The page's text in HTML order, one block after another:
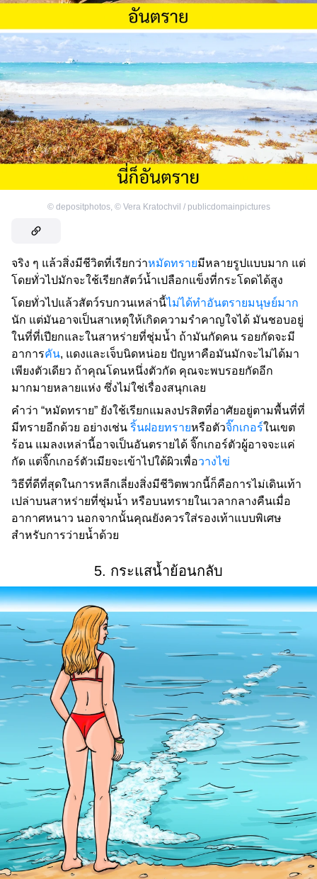
© depositphotos, © Vera Kratochvil / publicdomainpictures
จริง ๆ แล้วสิ่งมีชีวิตที่เรียกว่าหมัดทรายมีหลายรูปแบบมาก แต่
โดยทั่วไปมักจะใช้เรียกสัตว์น้ำเปลือกแข็งที่กระโดดได้สูง
โดยทั่วไปแล้วสัตว์รบกวนเหล่านี้ไม่ได้ทำอันตรายมนุษย์มาก
นัก แต่มันอาจเป็นสาเหตุให้เกิดความรำคาญใจได้ มันชอบอยู่
ในที่ที่เปียกและในสาหร่ายที่ชุ่มน้ำ ถ้ามันกัดคน รอยกัดจะมี
อาการคัน, แดงและเจ็บนิดหน่อย ปัญหาคือมันมักจะไม่ได้มา
เพียงตัวเดียว ถ้าคุณโดนหนึ่งตัวกัด คุณจะพบรอยกัดอีก
มากมายหลายแห่ง ซึ่งไม่ใช่เรื่องสนุกเลย
คำว่า “หมัดทราย” ยังใช้เรียกแมลงปรสิตที่อาศัยอยู่ตามพื้นที่ที่
มีทรายอีกด้วย อย่างเช่น ริ้นฝอยทรายหรือตัวจิ๊กเกอร์ในเขต
ร้อน แมลงเหล่านี้อาจเป็นอันตรายได้ จิ๊กเกอร์ตัวผู้อาจจะแค่
กัด แต่จิ๊กเกอร์ตัวเมียจะเข้าไปใต้ผิวเพื่อวางไข่
วิธีที่ดีที่สุดในการหลีกเลี่ยงสิ่งมีชีวิตพวกนี้ก็คือการไม่เดินเท้า
เปล่าบนสาหร่ายที่ชุ่มน้ำ หรือบนทรายในเวลากลางคืนเมื่อ
อากาศหนาว นอกจากนั้นคุณยังควรใส่รองเท้าแบบพิเศษ
สำหรับการว่ายน้ำด้วย
5. กระแสน้ำย้อนกลับ